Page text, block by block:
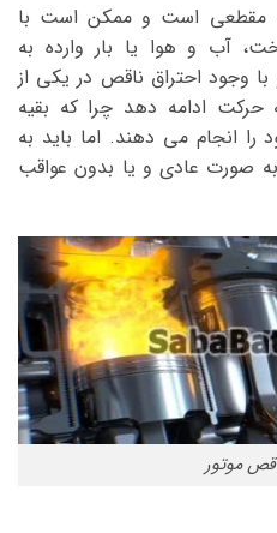
مقطعی است و ممکن است با
آب و هوا یا بار وارده به
وجود احتراق ناقص در یکی از
حرکت ادامه دهد چرا که بقیه
انجام می دهند. اما باید به
به صورت عادی و یا بدون عواقب
موتور